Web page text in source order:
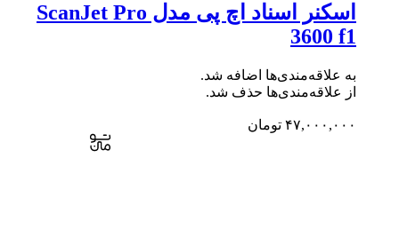
اسکنر اسناد اچ پی مدل ScanJet Pro
3600 f1
به علاقه‌مندی‌ها اضافه شد.
از علاقه‌مندی‌ها حذف شد.
۴۷,۰۰۰,۰۰۰ تومان